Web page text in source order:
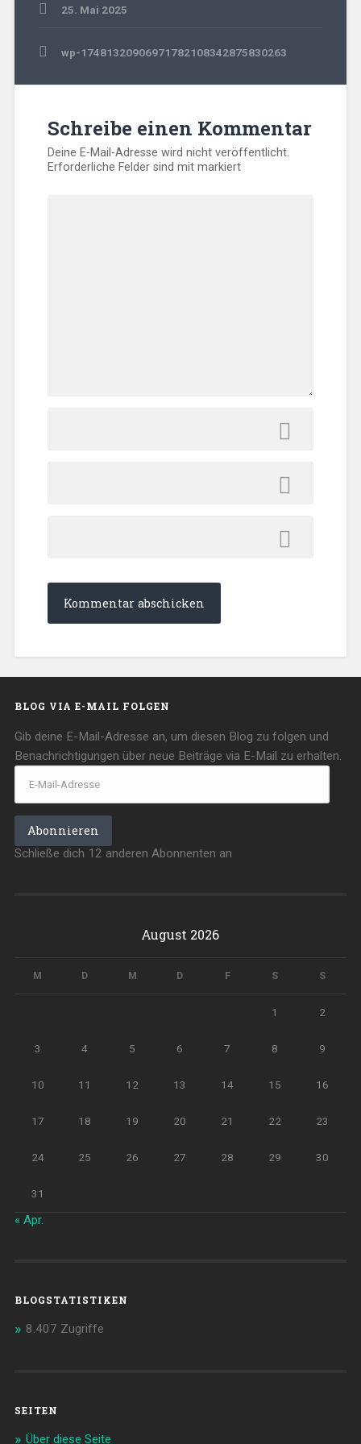
25. Mai 2025
Beitragsnavigation
wp-17481320906971782108342875830263
Schreibe einen Kommentar
Deine E-Mail-Adresse wird nicht veröffentlicht.
Erforderliche Felder sind mitmarkiert
BLOG VIA E-MAIL FOLGEN
Gib deine E-Mail-Adresse an, um diesen Blog zu folgen und
Benachrichtigungen über neue Beiträge via E-Mail zu erhalten.
E-
Mail-
Abonnieren
Schließe dich 12 anderen Abonnenten an
August 2026
M D M D F S S
1 2
3 4 5 6 7 8 9
10 11 12 13 14 15 16
17 18 19 20 21 22 23
24 25 26 27 28 29 30
31
« Apr.
BLOGSTATISTIKEN
8.407 Zugriffe
SEITEN
Über diese Seite